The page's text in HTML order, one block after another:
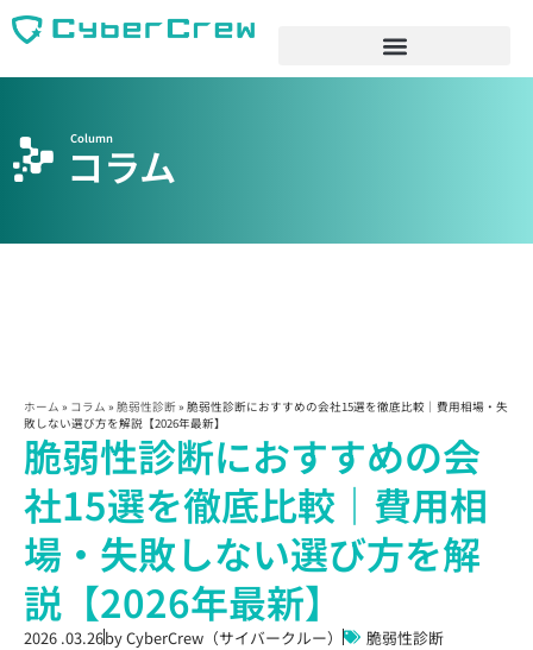
コラム
Column
ホーム » コラム » 脆弱性診断» 脆弱性診断におすすめの会社15選を徹底比較｜費用相場・失
敗しない選び方を解説【2026年最新】
脆弱性診断におすすめの会
社15選を徹底比較｜費用相
場・失敗しない選び方を解
説【2026年最新】
2026 .03.26byCyberCrew（サイバークルー） 脆弱性診断